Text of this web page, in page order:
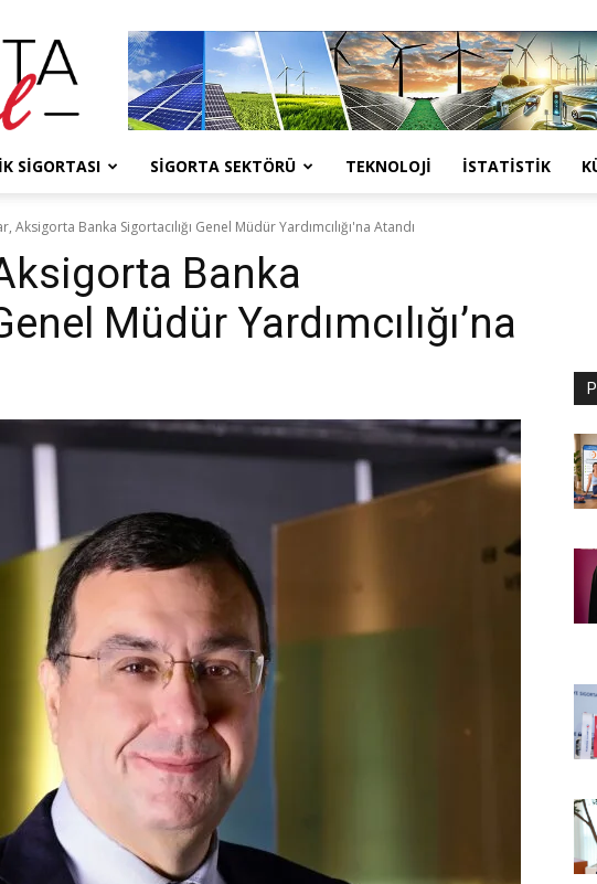
SIGORTASI SIGORTA SEKTÖRÜ TEKNOLOJI İSTATISTIK
Aksigorta Banka Sigortacılığı Genel Müdür Yardımcılığı'na Atandı
Banka
Müdür Yardımcılığı’na